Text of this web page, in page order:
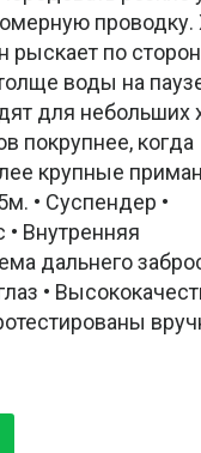
проводку.
рыскает по
воды на
для небольших
покрупнее, когда
крупные
• Суспендер •
Внутренняя
дальнего
•